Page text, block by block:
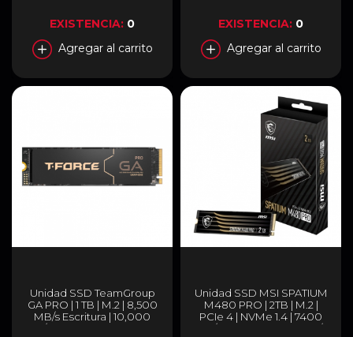
EXISTENCIA: 0
Agregar al carrito
EXISTENCIA: 0
Agregar al carrito
Unidad SSD TeamGroup
GA PRO | 1 TB | M.2 | 8,500
MB/s Escritura | 10,000
MB/s Lectura | PCI Express
Unidad SSD MSI SPATIUM
M480 PRO | 2TB | M.2 |
PCIe 4 | NVMe 1.4 | 7400
MB/s Lectura | 7000 MB/s